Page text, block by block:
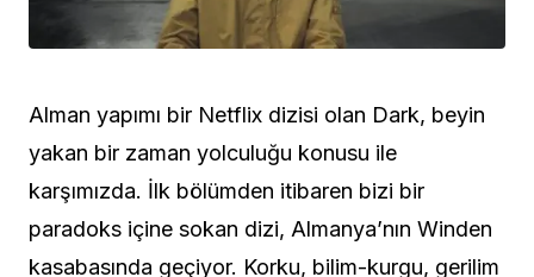
Alman yapımı bir Netflix dizisi olan Dark, beyin
yakan bir zaman yolculuğu konusu ile
karşımızda. İlk bölümden itibaren bizi bir
paradoks içine sokan dizi, Almanya’nın Winden
kasabasında geçiyor. Korku, bilim-kurgu, gerilim